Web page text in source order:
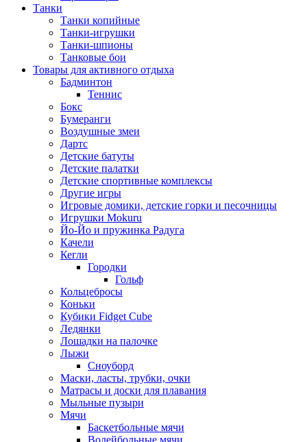
Танки
Танки копийные
Танки-игрушки
Танки-шпионы
Танковые бои
Товары для активного отдыха
Бадминтон
Теннис
Бокс
Бумеранги
Воздушные змеи
Дартс
Детские батуты
Детские палатки
Детские спортивные комплексы
Другие игры
Игровые домики, детские горки и песочницы
Игрушки Mokuru
Йо-Йо и пружинка Радуга
Качели
Кегли
Городки
Гольф
Кольцебросы
Коньки
Кубики Fidget Cube
Ледянки
Лошадки на палочке
Лыжи
Сноуборд
Маски, ласты, трубки, очки
Матрасы и доски для плавания
Мыльные пузыри
Мячи
Баскетбольные мячи
Волейбольные мячи